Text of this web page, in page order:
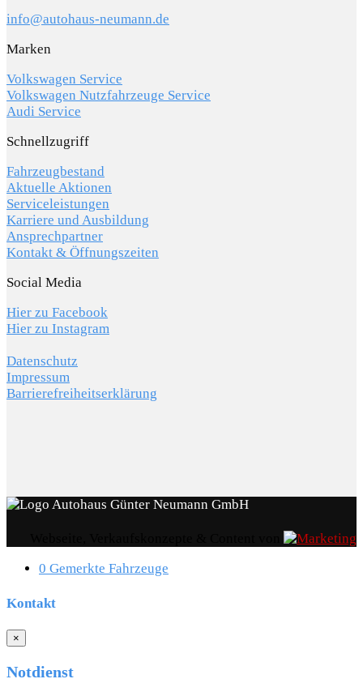
info@autohaus-neumann.de
Marken
Volkswagen Service
Volkswagen Nutzfahrzeuge Service
Audi Service
Schnellzugriff
Fahrzeugbestand
Aktuelle Aktionen
Serviceleistungen
Karriere und Ausbildung
Ansprechpartner
Kontakt & Öffnungszeiten
Social Media
Hier zu Facebook
Hier zu Instagram
Datenschutz
Impressum
Barrierefreiheitserklärung
0 Gemerkte Fahrzeuge
Kontakt
×
Notdienst